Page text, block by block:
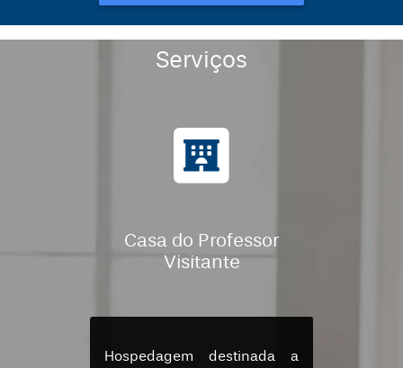
Serviços
Casa do Professor
Visitante
Hospedagem destinada a